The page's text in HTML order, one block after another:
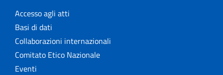
Accesso agli atti
Basi di dati
Collaborazioni internazionali
Comitato Etico Nazionale
Eventi